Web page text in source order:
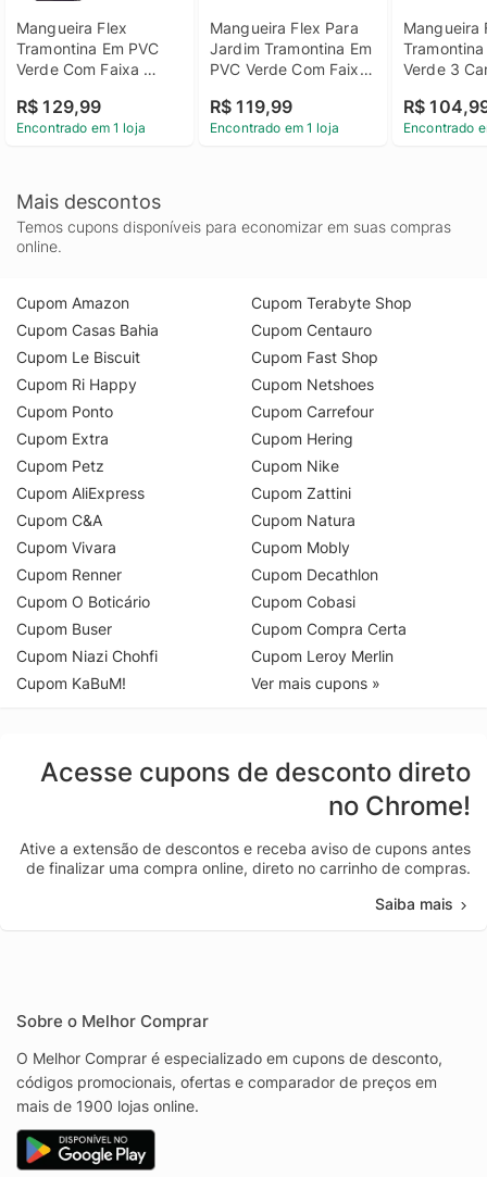
Mangueira Flex
Tramontina Em PVC
Verde Com Faixa
20m Engate
Rosqueado, Esguicho
R$ 129,99
Encontrado em 1 loja
Mangueira Flex Para
Jardim Tramontina Em
PVC Verde Com Faixa
20m Engate
Rosqueado E Esguicho
R$ 119,99
Encontrado em 1 loja
Mangueira
Tramontina
Verde 3
R$
Encontrado
Mais descontos
Temos cupons disponíveis para economizar em suas compras
online.
Cupom Amazon
Cupom Casas Bahia
Cupom Le Biscuit
Cupom Ri Happy
Cupom Ponto
Cupom Extra
Cupom Petz
Cupom AliExpress
Cupom C&A
Cupom Vivara
Cupom Renner
Cupom O Boticário
Cupom Buser
Cupom Niazi Chohfi
Cupom KaBuM!
Cupom Terabyte Shop
Cupom Centauro
Cupom Fast Shop
Cupom Netshoes
Cupom Carrefour
Cupom Hering
Cupom Nike
Cupom Zattini
Cupom Natura
Cupom Mobly
Cupom Decathlon
Cupom Cobasi
Cupom Compra Certa
Cupom Leroy Merlin
Ver mais cupons »
Acesse cupons de desconto direto
no Chrome!
Ative a extensão de descontos e receba aviso de cupons antes
de finalizar uma compra online, direto no carrinho de compras.
Saiba mais
Sobre o Melhor Comprar
O Melhor Comprar é especializado em cupons de desconto,
códigos promocionais, ofertas e comparador de preços em
mais de 1900 lojas online.